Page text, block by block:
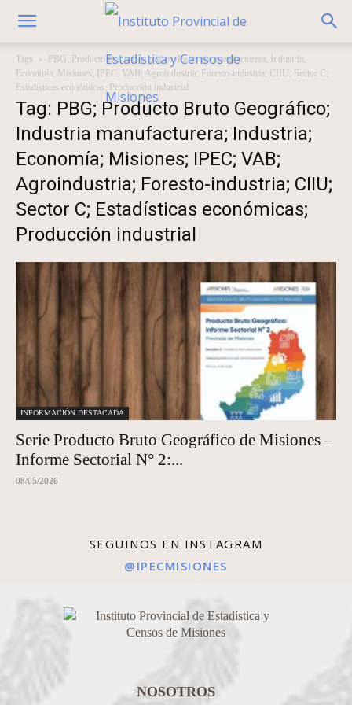
Tags
PBG; Producto Bruto Geográfico; Industria manufacturera; Industria;
Economía; Misiones; IPEC; VAB; Agroindustria; Foresto-industria; CIIU; Sector C;
Estadísticas económicas; Producción industrial
Tag: PBG; Producto Bruto Geográfico;
Industria manufacturera; Industria;
Economía; Misiones; IPEC; VAB;
Agroindustria; Foresto-industria; CIIU;
Sector C; Estadísticas económicas;
Producción industrial
INFORMACIÓN DESTACADA
Serie Producto Bruto Geográfico de Misiones –
Informe Sectorial N° 2:...
08/05/2026
SEGUINOS EN INSTAGRAM
@IPECMISIONES
NOSOTROS